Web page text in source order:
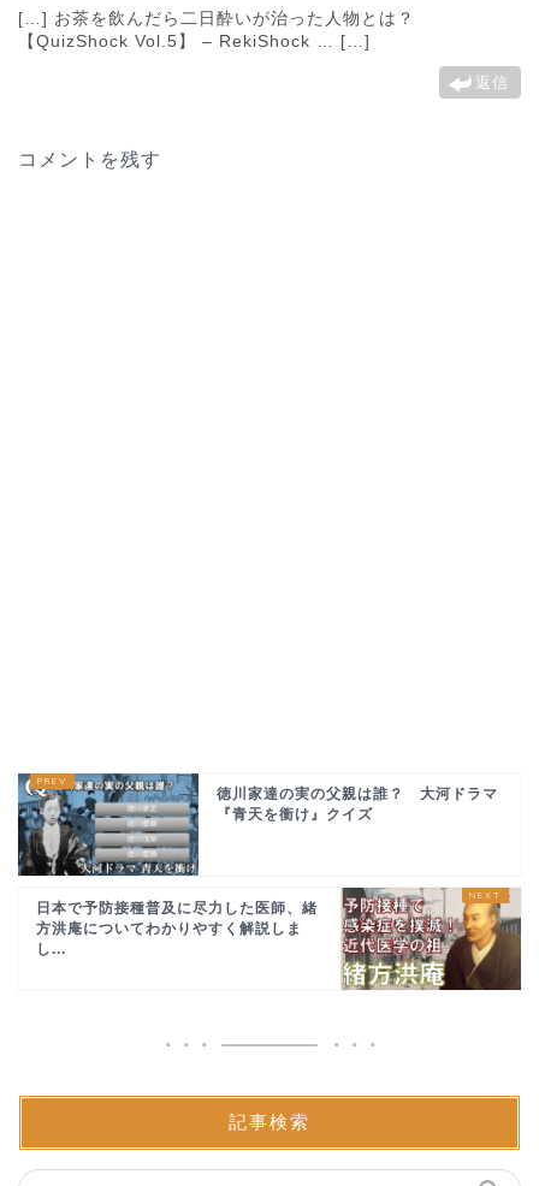
[…] お茶を飲んだら二日酔いが治った人物とは？
【QuizShock Vol.5】 – RekiShock … […]
返信
コメントを残す
徳川家達の実の父親は誰？ 大河ドラマ
『青天を衝け』クイズ
日本で予防接種普及に尽力した医師、緒
方洪庵についてわかりやすく解説しま
し...
記事検索